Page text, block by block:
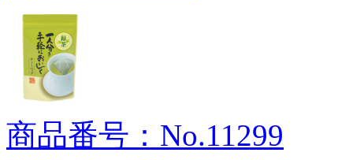
商品番号：No.11299